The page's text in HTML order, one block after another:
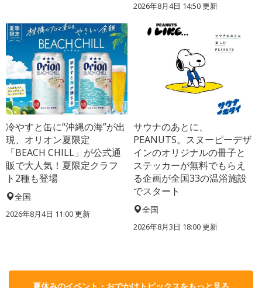
2026年8月4日 14:50更新
冷やすと缶に“沖縄の海”が出
現、オリオン夏限定
「BEACH CHILL」が公式通
販で大人気！夏限定クラフ
ト2種も登場
全国
2026年8月4日 11:00更新
サウナのあとに、
PEANUTS。スヌーピーデザ
インのオリジナルの冊子と
ステッカーが無料でもらえ
る企画が全国33の温浴施設
でスタート
全国
2026年8月3日 18:00更新